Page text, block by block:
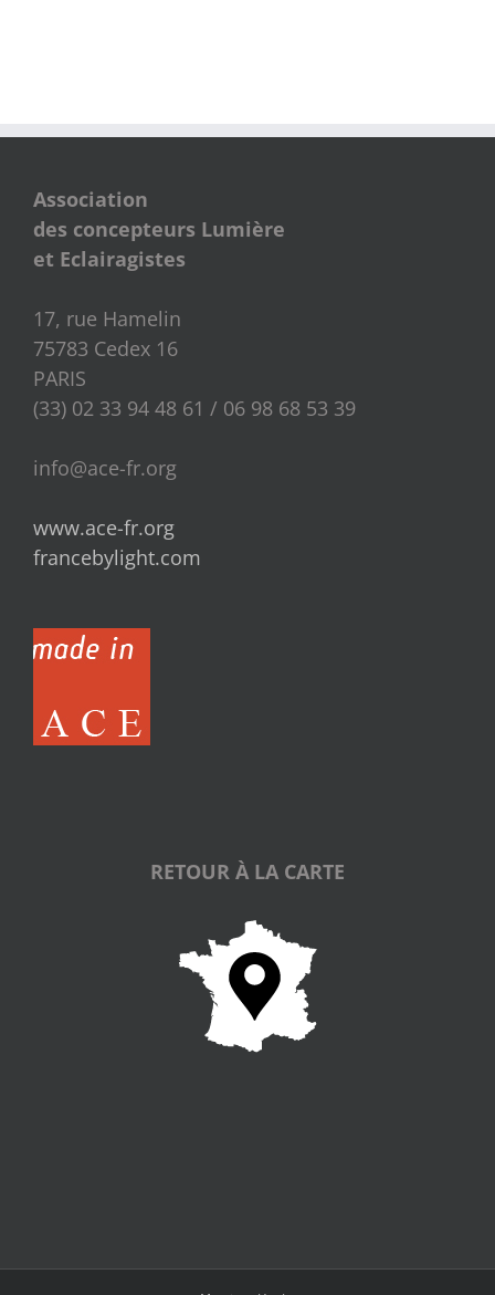
Association
des concepteurs Lumière
et Eclairagistes
17, rue Hamelin
75783 Cedex 16
PARIS
(33) 02 33 94 48 61 / 06 98 68 53 39
info@ace-fr.org
www.ace-fr.org
francebylight.com
RETOUR À LA CARTE